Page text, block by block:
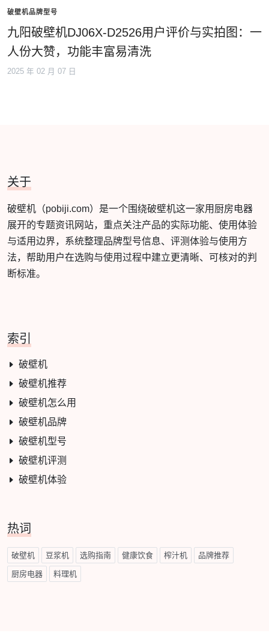
破壁机品牌型号
九阳破壁机DJ06X-D2526用户评价与实拍图：一
人份大赞，功能丰富易清洗
2025 年 02 月 07 日
关于
破壁机（pobiji.com）是一个围绕破壁机这一家用厨房电器
展开的专题资讯网站，重点关注产品的实际功能、使用体验
与适用边界，系统整理品牌型号信息、评测体验与使用方
法，帮助用户在选购与使用过程中建立更清晰、可核对的判
断标准。
索引
破壁机
破壁机推荐
破壁机怎么用
破壁机品牌
破壁机型号
破壁机评测
破壁机体验
热词
破壁机 豆浆机 选购指南 健康饮食 榨汁机 品牌推荐
厨房电器 料理机